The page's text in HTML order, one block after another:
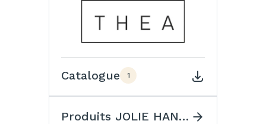
Catalogue 1
Produits JOLIE HANDLES